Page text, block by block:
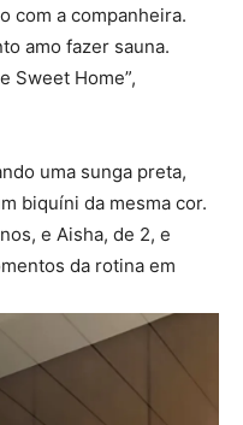
com a companheira.
amo fazer sauna.
Sweet Home”,
uma sunga preta,
biquíni da mesma cor.
e Aisha, de 2, e
da rotina em